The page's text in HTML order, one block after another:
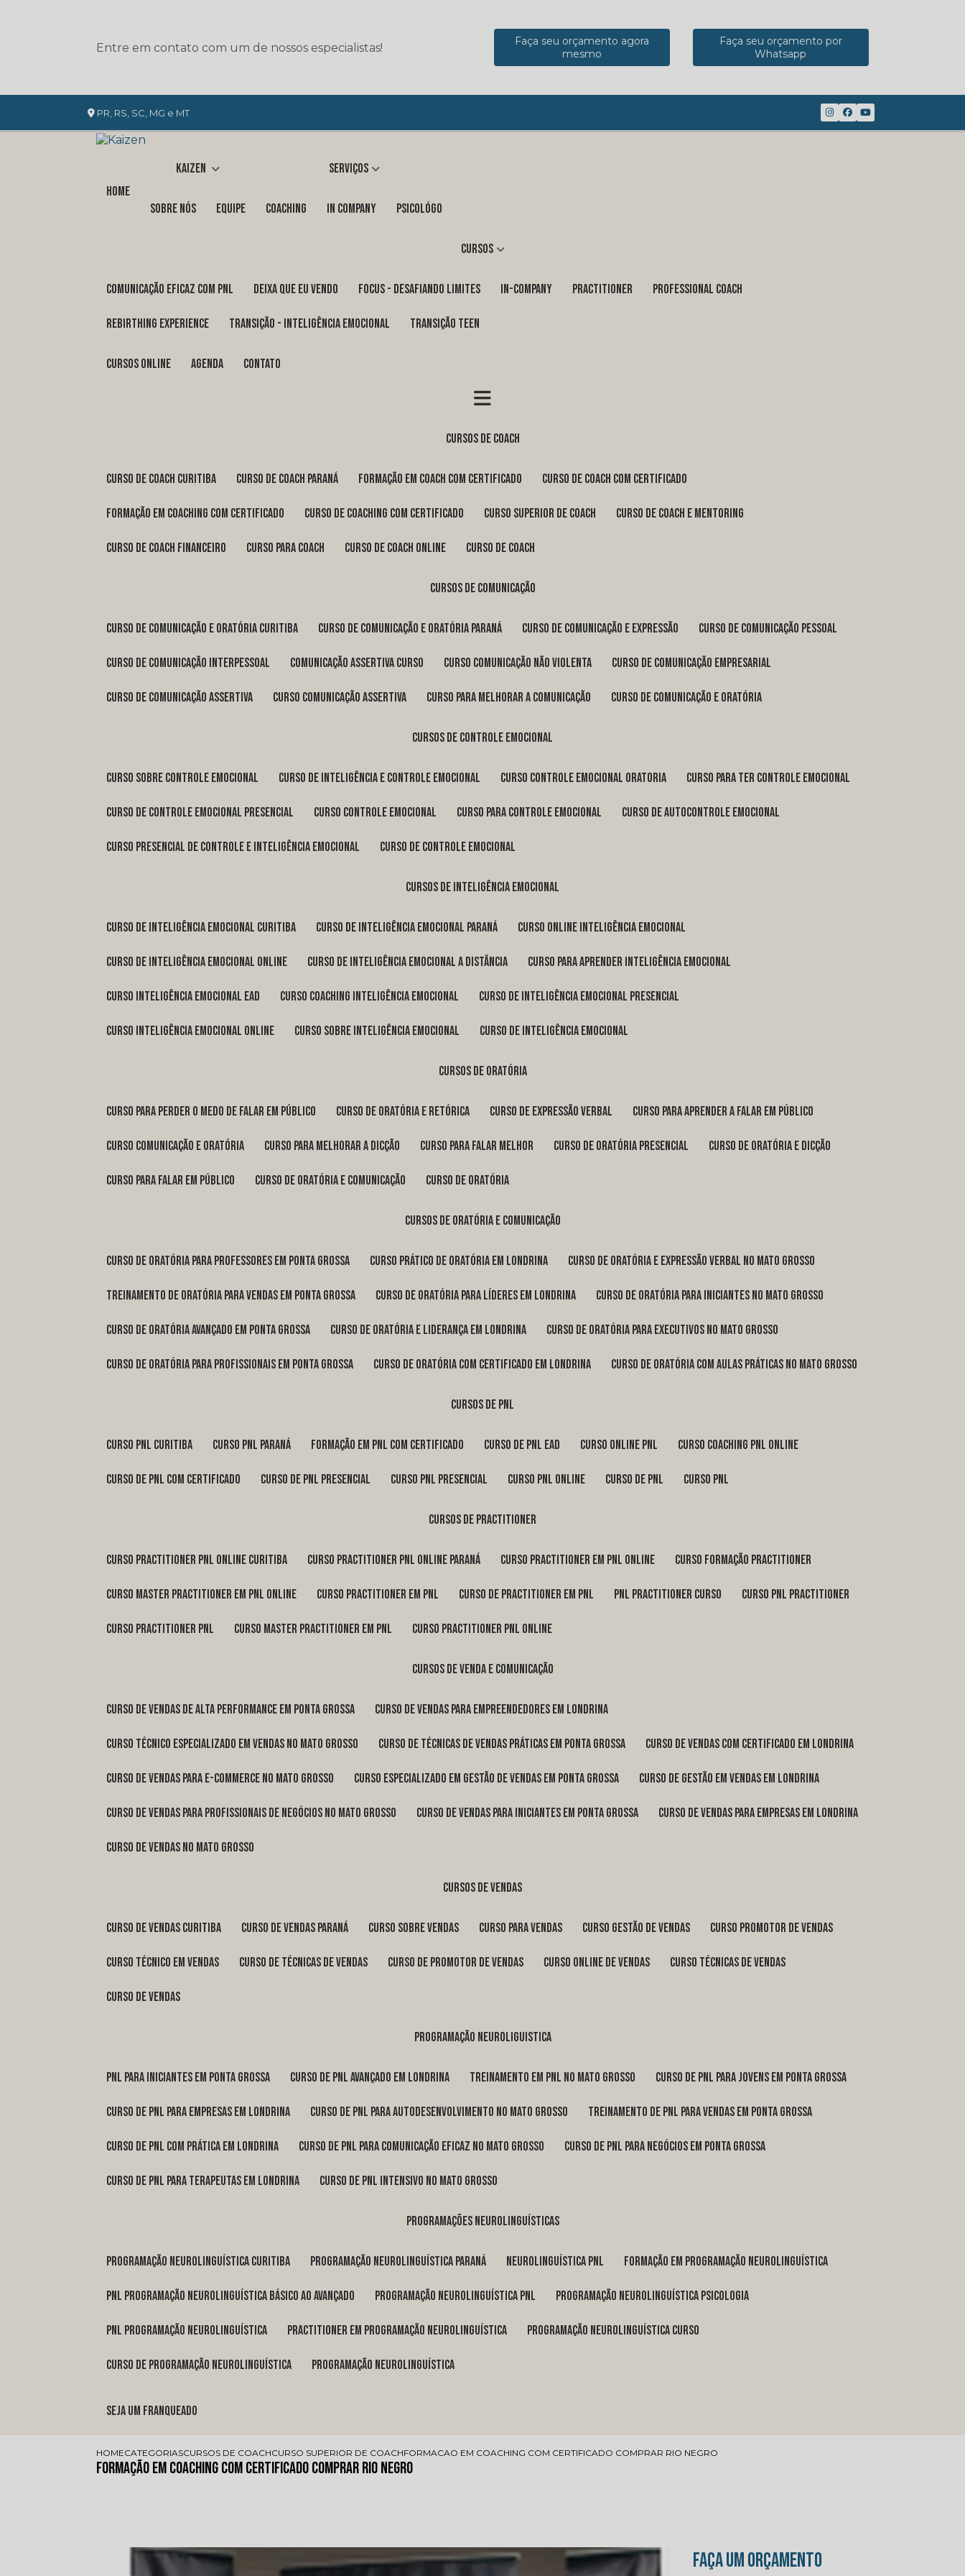
Entre em contato com um de nossos especialistas!
Faça seu orçamento agora
mesmo
Faça seu orçamento por
Whatsapp
PR, RS, SC, MG e MT
Home
Kaizen
Sobre nós Equipe
Serviços
Coaching in company Psicológo
Cursos
COMUNICAÇÃO EFICAZ COM PNL DEIXA QUE EU VENDO FOCUS - DESAFIANDO LIMITES In-Company PRACTITIONER PROFESSIONAL COACH
REBIRTHING EXPERIENCE TRANSIÇÃO - INTELIGÊNCIA EMOCIONAL TRANSIÇÃO TEEN
Cursos Online Agenda Contato
cursos de coach
curso de coach Curitiba curso de coach Paraná formação em coach com certificado curso de coach com certificado
formação em coaching com certificado curso de coaching com certificado curso superior de coach curso de coach e mentoring
curso de coach financeiro curso para coach curso de coach online curso de coach
cursos de comunicação
curso de comunicação e oratória Curitiba curso de comunicação e oratória Paraná curso de comunicação e expressão curso de comunicação pessoal
curso de comunicação interpessoal comunicação assertiva curso curso comunicação não violenta curso de comunicação empresarial
curso de comunicação assertiva curso comunicação assertiva curso para melhorar a comunicação curso de comunicação e oratória
cursos de controle emocional
curso sobre controle emocional curso de inteligência e controle emocional curso controle emocional oratoria curso para ter controle emocional
curso de controle emocional presencial curso controle emocional curso para controle emocional curso de autocontrole emocional
curso presencial de controle e inteligência emocional curso de controle emocional
cursos de inteligência emocional
curso de inteligência emocional Curitiba curso de inteligência emocional Paraná curso online inteligência emocional
curso de inteligência emocional online curso de inteligência emocional a distância curso para aprender inteligência emocional
curso inteligência emocional ead curso coaching inteligência emocional curso de inteligência emocional presencial
curso inteligência emocional online curso sobre inteligência emocional curso de inteligência emocional
cursos de oratória
curso para perder o medo de falar em público curso de oratória e retórica curso de expressão verbal curso para aprender a falar em público
curso comunicação e oratória curso para melhorar a dicção curso para falar melhor curso de oratória presencial curso de oratória e dicção
curso para falar em público curso de oratória e comunicação curso de oratória
cursos de oratória e comunicação
curso de oratória para professores em Ponta Grossa curso prático de oratória em Londrina curso de oratória e expressão verbal no Mato Grosso
treinamento de oratória para vendas em Ponta Grossa curso de oratória para líderes em Londrina curso de oratória para iniciantes no Mato Grosso
curso de oratória avançado em Ponta Grossa curso de oratória e liderança em Londrina curso de oratória para executivos no Mato Grosso
curso de oratória para profissionais em Ponta Grossa curso de oratória com certificado em Londrina curso de oratória com aulas práticas no Mato Grosso
cursos de pnl
curso pnl Curitiba curso pnl Paraná formação em pnl com certificado curso de pnl ead curso online pnl curso coaching pnl online
curso de pnl com certificado curso de pnl presencial curso pnl presencial curso pnl online curso de pnl curso pnl
cursos de practitioner
curso practitioner pnl online Curitiba curso practitioner pnl online Paraná curso practitioner em pnl online curso formação practitioner
curso master practitioner em pnl online curso practitioner em pnl curso de practitioner em pnl pnl practitioner curso curso pnl practitioner
curso practitioner pnl curso master practitioner em pnl curso practitioner pnl online
cursos de venda e comunicação
curso de vendas de alta performance em Ponta Grossa curso de vendas para empreendedores em Londrina
curso técnico especializado em vendas no Mato Grosso curso de técnicas de vendas práticas em Ponta Grossa curso de vendas com certificado em Londrina
curso de vendas para e-commerce no Mato Grosso curso especializado em gestão de vendas em Ponta Grossa curso de gestão em vendas em Londrina
curso de vendas para profissionais de negócios no Mato Grosso curso de vendas para iniciantes em Ponta Grossa curso de vendas para empresas em Londrina
curso de vendas no Mato Grosso
cursos de vendas
curso de vendas Curitiba curso de vendas Paraná curso sobre vendas curso para vendas curso gestão de vendas curso promotor de vendas
curso técnico em vendas curso de técnicas de vendas curso de promotor de vendas curso online de vendas curso técnicas de vendas
curso de vendas
programação neuroliguistica
pnl para iniciantes em Ponta Grossa curso de pnl avançado em Londrina treinamento em pnl no Mato Grosso curso de pnl para jovens em Ponta Grossa
curso de pnl para empresas em Londrina curso de pnl para autodesenvolvimento no Mato Grosso treinamento de pnl para vendas em Ponta Grossa
curso de pnl com prática em Londrina curso de pnl para comunicação eficaz no Mato Grosso curso de pnl para negócios em Ponta Grossa
curso de pnl para terapeutas em Londrina curso de pnl intensivo no Mato Grosso
programações neurolinguísticas
programação neurolinguística Curitiba programação neurolinguística Paraná neurolinguística pnl formação em programação neurolinguística
pnl programação neurolinguística básico ao avançado programação neurolinguística pnl programação neurolinguística psicologia
pnl programação neurolinguística practitioner em programação neurolinguística programação neurolinguística curso
curso de programação neurolinguística programação neurolinguística
Seja um franqueado
HOMECATEGORIASCURSOS DE COACHCURSO SUPERIOR DE COACHFORMACAO EM COACHING COM CERTIFICADO COMPRAR RIO NEGRO
Formação em Coaching com Certificado Comprar Rio Negro
FAÇA UM ORÇAMENTO